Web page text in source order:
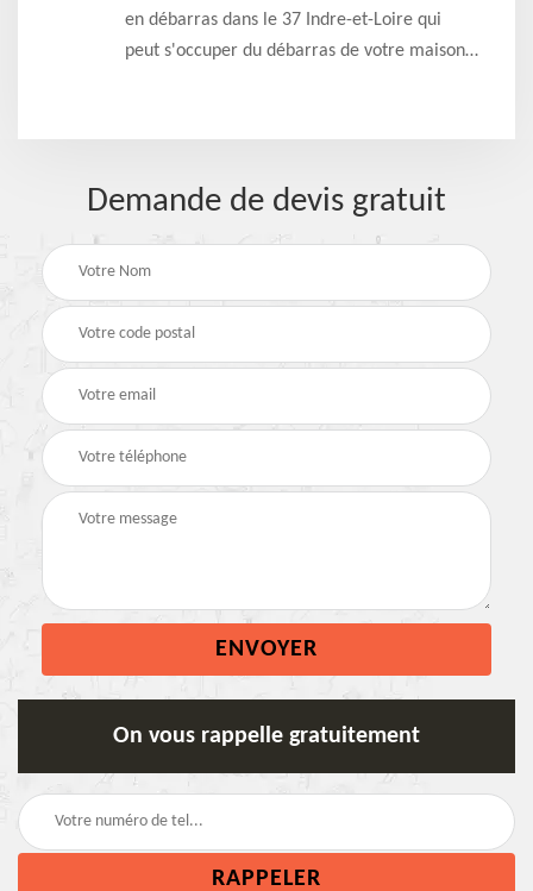
en débarras dans le 37 Indre-et-Loire qui
peut s'occuper du débarras de votre maison
Demande de devis gratuit
On vous rappelle gratuitement